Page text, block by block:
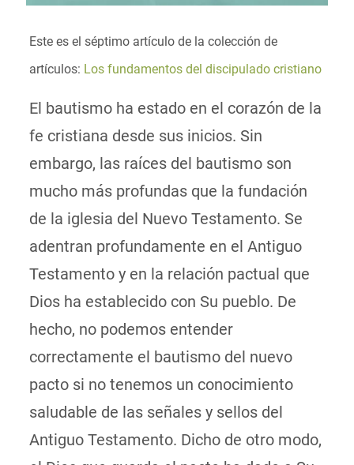
Este es el séptimo artículo de la colección de
artículos: Los fundamentos del discipulado cristiano
El bautismo ha estado en el corazón de la
fe cristiana desde sus inicios. Sin
embargo, las raíces del bautismo son
mucho más profundas que la fundación
de la iglesia del Nuevo Testamento. Se
adentran profundamente en el Antiguo
Testamento y en la relación pactual que
Dios ha establecido con Su pueblo. De
hecho, no podemos entender
correctamente el bautismo del nuevo
pacto si no tenemos un conocimiento
saludable de las señales y sellos del
Antiguo Testamento. Dicho de otro modo,